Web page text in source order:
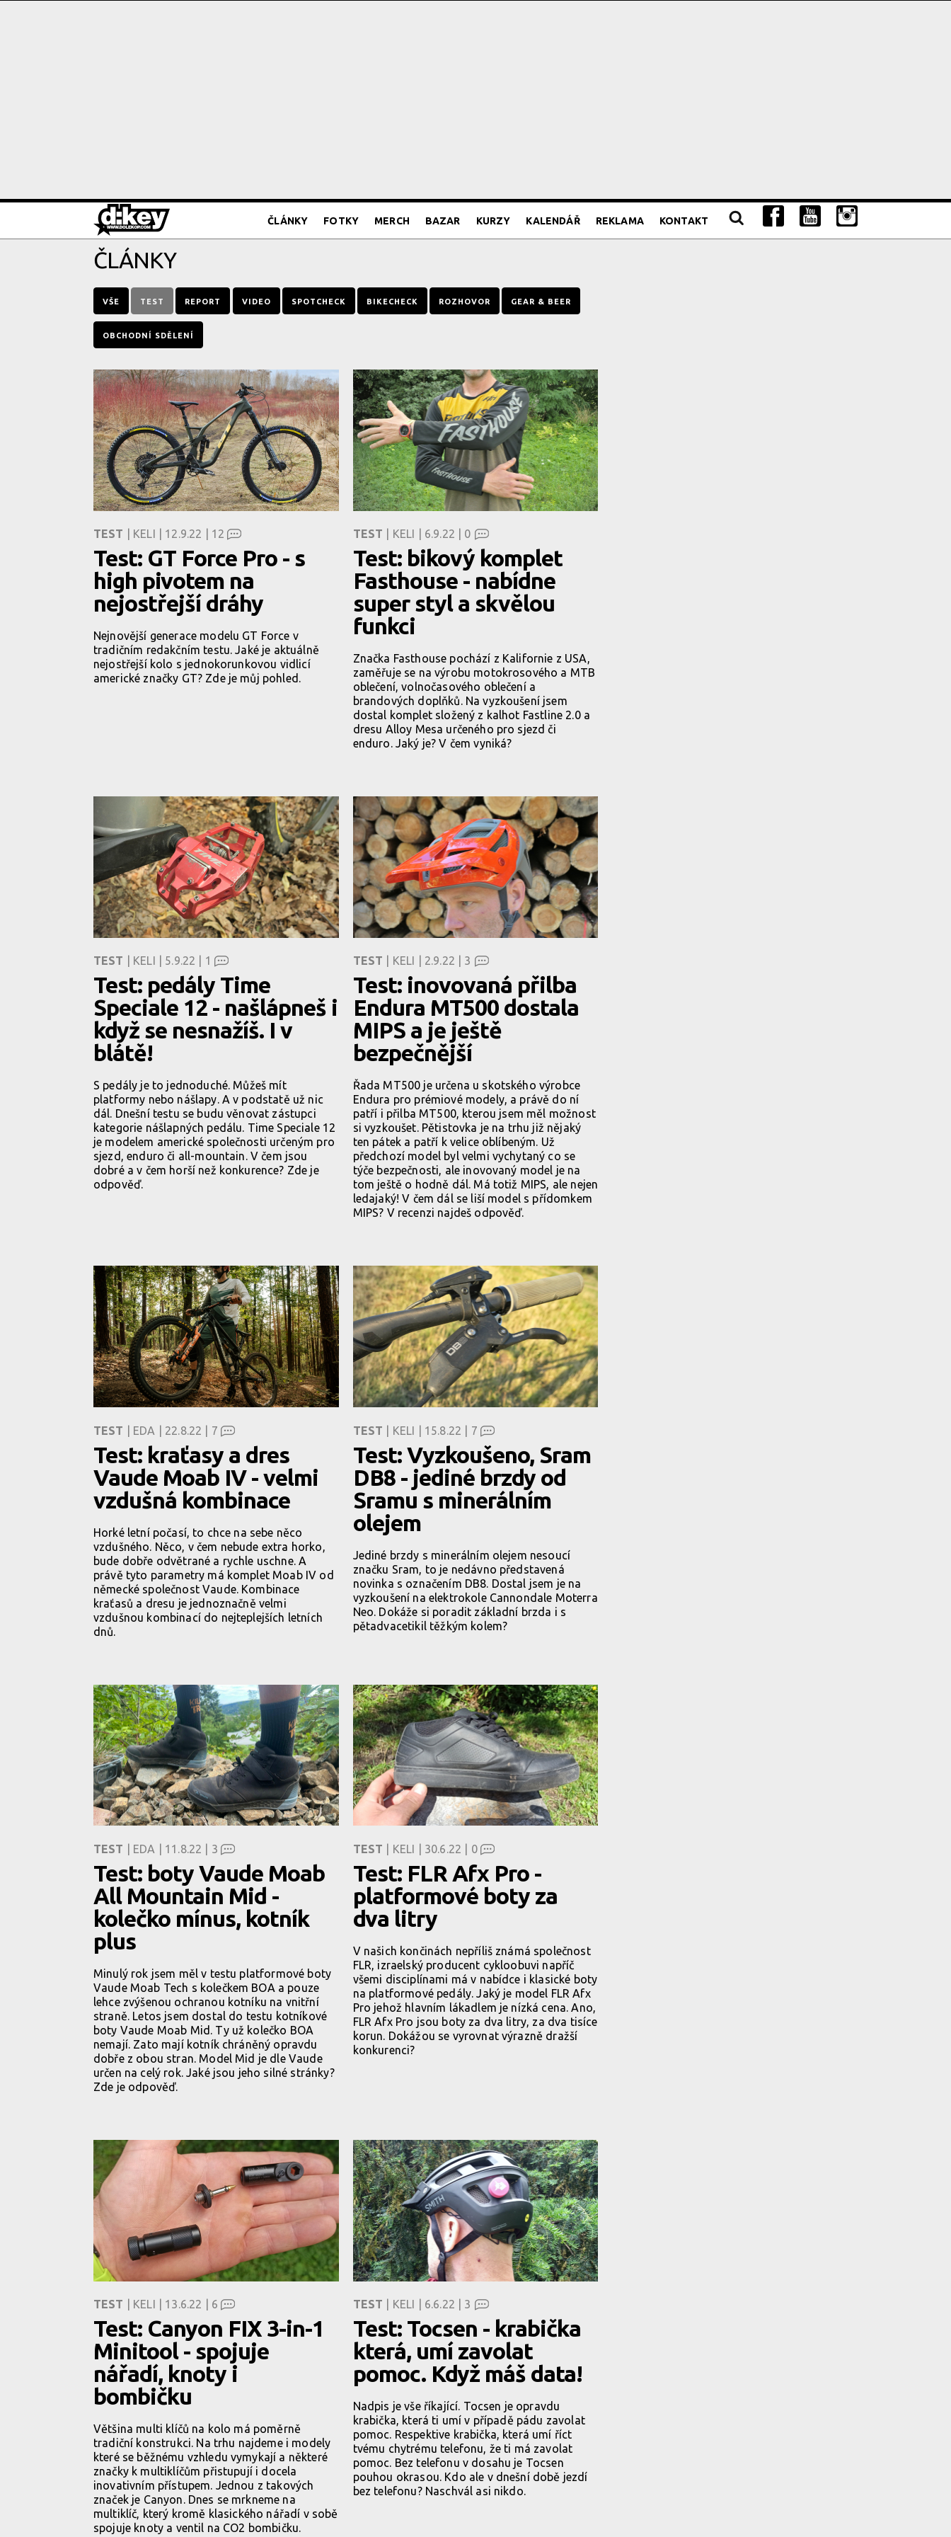
ČLÁNKY FOTKY MERCH BAZAR KURZY KALENDÁŘ REKLAMA KONTAKT
ČLÁNKY
VŠE TEST REPORT VIDEO SPOTCHECK BIKECHECK ROZHOVOR GEAR & BEER
OBCHODNÍ SDĚLENÍ
TEST | KELI | 12.9.22 | 12
Test: GT Force Pro - s
high pivotem na
nejostřejší dráhy
Nejnovější generace modelu GT Force v
tradičním redakčním testu. Jaké je aktuálně
nejostřejší kolo s jednokorunkovou vidlicí
americké značky GT? Zde je můj pohled.
TEST | KELI | 6.9.22 | 0
Test: bikový komplet
Fasthouse - nabídne
super styl a skvělou
funkci
Značka Fasthouse pochází z Kalifornie z USA,
zaměřuje se na výrobu motokrosového a MTB
oblečení, volnočasového oblečení a
brandových doplňků. Na vyzkoušení jsem
dostal komplet složený z kalhot Fastline 2.0 a
dresu Alloy Mesa určeného pro sjezd či
enduro. Jaký je? V čem vyniká?
TEST | KELI | 5.9.22 | 1
Test: pedály Time
Speciale 12 - našlápneš i
když se nesnažíš. I v
blátě!
S pedály je to jednoduché. Můžeš mít
platformy nebo nášlapy. A v podstatě už nic
dál. Dnešní testu se budu věnovat zástupci
kategorie nášlapných pedálu. Time Speciale 12
je modelem americké společnosti určeným pro
sjezd, enduro či all-mountain. V čem jsou
dobré a v čem horší než konkurence? Zde je
odpověď.
TEST | KELI | 2.9.22 | 3
Test: inovovaná přilba
Endura MT500 dostala
MIPS a je ještě
bezpečnější
Řada MT500 je určena u skotského výrobce
Endura pro prémiové modely, a právě do ní
patří i přilba MT500, kterou jsem měl možnost
si vyzkoušet. Pětistovka je na trhu již nějaký
ten pátek a patří k velice oblíbeným. Už
předchozí model byl velmi vychytaný co se
týče bezpečnosti, ale inovovaný model je na
tom ještě o hodně dál. Má totiž MIPS, ale nejen
ledajaký! V čem dál se liší model s přídomkem
MIPS? V recenzi najdeš odpověď.
TEST | EDA | 22.8.22 | 7
Test: kraťasy a dres
Vaude Moab IV - velmi
vzdušná kombinace
Horké letní počasí, to chce na sebe něco
vzdušného. Něco, v čem nebude extra horko,
bude dobře odvětrané a rychle uschne. A
právě tyto parametry má komplet Moab IV od
německé společnost Vaude. Kombinace
kraťasů a dresu je jednoznačně velmi
vzdušnou kombinací do nejteplejších letních
dnů.
TEST | KELI | 15.8.22 | 7
Test: Vyzkoušeno, Sram
DB8 - jediné brzdy od
Sramu s minerálním
olejem
Jediné brzdy s minerálním olejem nesoucí
značku Sram, to je nedávno představená
novinka s označením DB8. Dostal jsem je na
vyzkoušení na elektrokole Cannondale Moterra
Neo. Dokáže si poradit základní brzda i s
pětadvacetikil těžkým kolem?
TEST | EDA | 11.8.22 | 3
Test: boty Vaude Moab
All Mountain Mid -
kolečko mínus, kotník
plus
Minulý rok jsem měl v testu platformové boty
Vaude Moab Tech s kolečkem BOA a pouze
lehce zvýšenou ochranou kotníku na vnitřní
straně. Letos jsem dostal do testu kotníkové
boty Vaude Moab Mid. Ty už kolečko BOA
nemají. Zato mají kotník chráněný opravdu
dobře z obou stran. Model Mid je dle Vaude
určen na celý rok. Jaké jsou jeho silné stránky?
Zde je odpověď.
TEST | KELI | 30.6.22 | 0
Test: FLR Afx Pro -
platformové boty za
dva litry
V našich končinách nepříliš známá společnost
FLR, izraelský producent cykloobuvi napříč
všemi disciplínami má v nabídce i klasické boty
na platformové pedály. Jaký je model FLR Afx
Pro jehož hlavním lákadlem je nízká cena. Ano,
FLR Afx Pro jsou boty za dva litry, za dva tisíce
korun. Dokážou se vyrovnat výrazně dražší
konkurenci?
TEST | KELI | 13.6.22 | 6
Test: Canyon FIX 3-in-1
Minitool - spojuje
nářadí, knoty i
bombičku
Většina multi klíčů na kolo má poměrně
tradiční konstrukci. Na trhu najdeme i modely
které se běžnému vzhledu vymykají a některé
značky k multiklíčům přistupují i docela
inovativním přístupem. Jednou z takových
značek je Canyon. Dnes se mrkneme na
multiklíč, který kromě klasického nářadí v sobě
spojuje knoty a ventil na CO2 bombičku.
TEST | KELI | 6.6.22 | 3
Test: Tocsen - krabička
která, umí zavolat
pomoc. Když máš data!
Nadpis je vše říkající. Tocsen je opravdu
krabička, která ti umí v případě pádu zavolat
pomoc. Respektive krabička, která umí říct
tvému chytrému telefonu, že ti má zavolat
pomoc. Bez telefonu v dosahu je Tocsen
pouhou okrasou. Kdo ale v dnešní době jezdí
bez telefonu? Naschvál asi nikdo.